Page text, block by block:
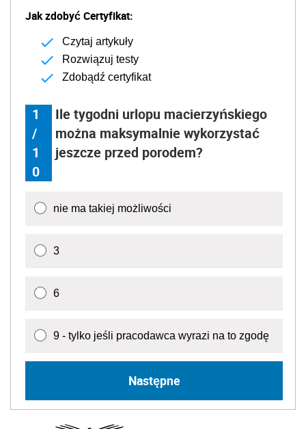
Jak zdobyć Certyfikat:
Czytaj artykuły
Rozwiązuj testy
Zdobądź certyfikat
1
/
1
0
Ile tygodni urlopu macierzyńskiego
można maksymalnie wykorzystać
jeszcze przed porodem?
nie ma takiej możliwości
3
6
9 - tylko jeśli pracodawca wyrazi na to zgodę
Następne